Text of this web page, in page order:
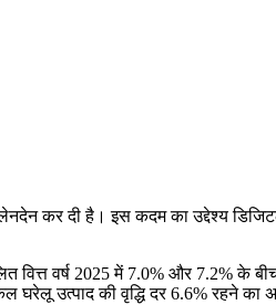
कर दी है। इस कदम का उद्देश्य
वर्ष 2025 में 7.0% और 7.2% के
उत्पाद की वृद्धि दर 6.6% रहने का